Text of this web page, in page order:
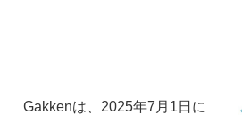
Gakkenは、2025年7月1日に